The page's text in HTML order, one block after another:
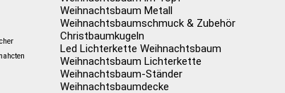
Weihnachtsbaum Metall
Weihnachtsbaumschmuck & Zubehör
Christbaumkugeln
Led Lichterkette Weihnachtsbaum
Weihnachtsbaum Lichterkette
Weihnachtsbaum-Ständer
Weihnachtsbaumdecke